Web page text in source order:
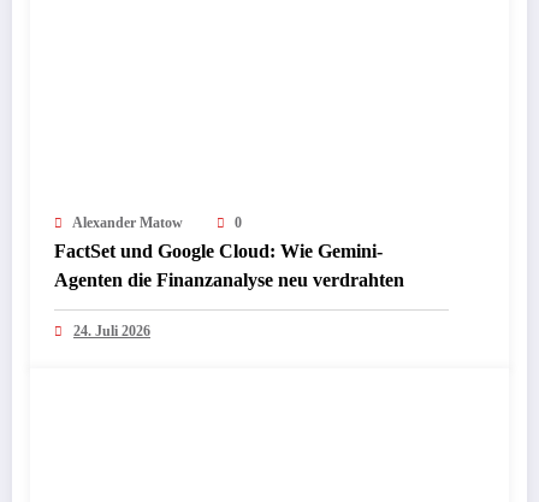
Alexander Matow 0
FactSet und Google Cloud: Wie Gemini-
Agenten die Finanzanalyse neu verdrahten
24. Juli 2026